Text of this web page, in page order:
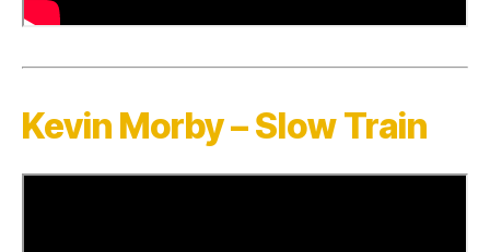
Kevin Morby – Slow Train